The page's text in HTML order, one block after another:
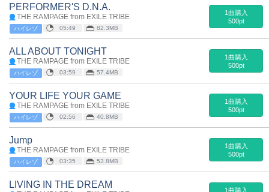
PERFORMER'S D.N.A.
THE RAMPAGE from EXILE TRIBE
ハイレゾ 05:49 82.3MB
1曲購入
500pt
ALL ABOUT TONIGHT
THE RAMPAGE from EXILE TRIBE
ハイレゾ 03:59 57.4MB
1曲購入
500pt
YOUR LIFE YOUR GAME
THE RAMPAGE from EXILE TRIBE
ハイレゾ 02:56 40.8MB
1曲購入
500pt
Jump
THE RAMPAGE from EXILE TRIBE
ハイレゾ 03:35 53.8MB
1曲購入
500pt
LIVING IN THE DREAM
1曲購入